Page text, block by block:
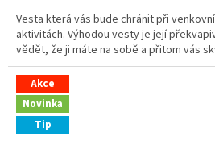
Vesta která vás bude chránit při
aktivitách. Výhodou vesty je její
vědět, že ji máte na sobě a přitom vás
Akce
Novinka
Tip